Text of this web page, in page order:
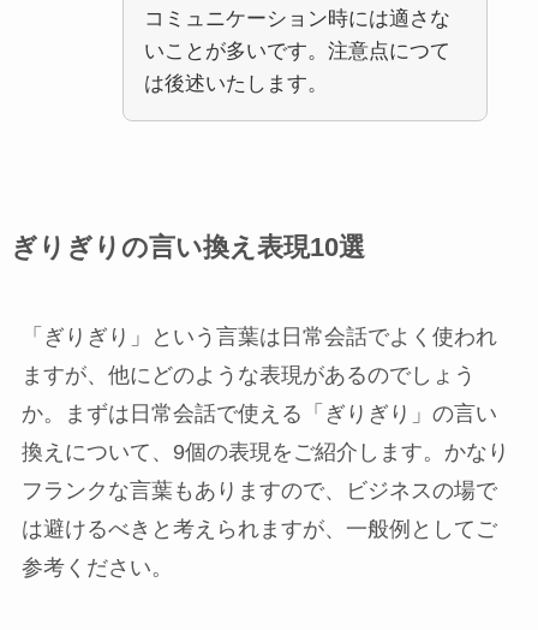
コミュニケーション時には適さな
いことが多いです。注意点につて
は後述いたします。
ぎりぎりの言い換え表現10選
「ぎりぎり」という言葉は日常会話でよく使われ
ますが、他にどのような表現があるのでしょう
か。まずは日常会話で使える「ぎりぎり」の言い
換えについて、9個の表現をご紹介します。かなり
フランクな言葉もありますので、ビジネスの場で
は避けるべきと考えられますが、一般例としてご
参考ください。